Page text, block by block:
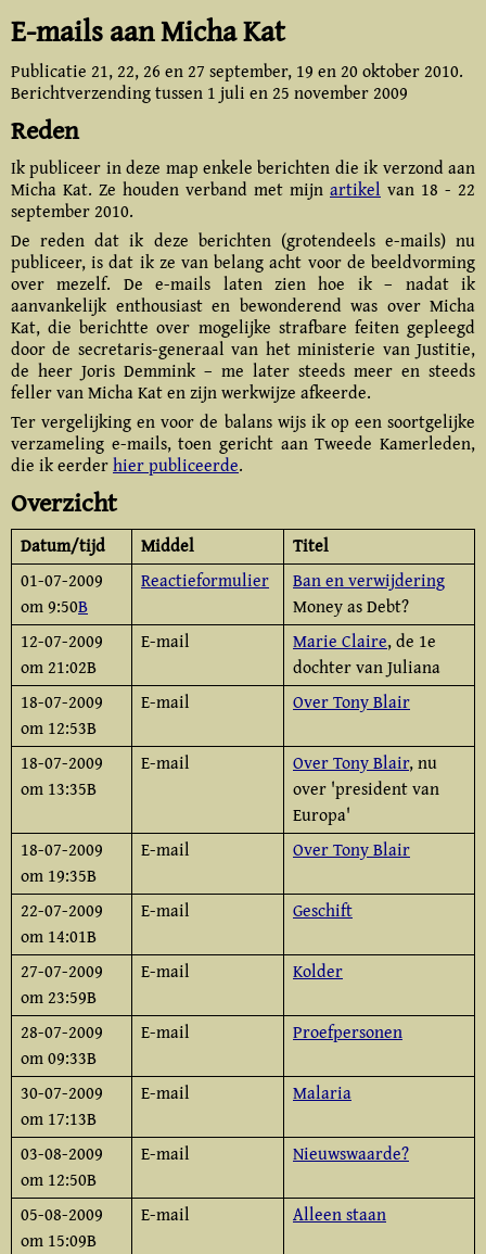
E-mails aan Micha Kat
Publicatie 21, 22, 26 en 27 september, 19 en20 oktober 2010.
Berichtverzending tussen 1 juli en 25 november 2009
Reden
Ik publiceer in deze map enkele berichten die ik verzond aan
Micha Kat. Ze houden verband met mijn artikel van 18 - 22
september 2010.
De reden dat ik deze berichten (grotendeels e-mails) nu
publiceer, is dat ik ze van belang acht voor de beeldvorming
over mezelf. De e-mails laten zien hoe ik – nadat ik
aanvankelijk enthousiast en bewonderend was over Micha
Kat, die berichtte over mogelijke strafbare feiten gepleegd
door de secretaris-generaal van het ministerie van Justitie,
de heer Joris Demmink – me later steeds meer en steeds
feller van Micha Kat en zijn werkwijze afkeerde.
Ter vergelijking en voor de balans wijs ik op een soortgelijke
verzameling e-mails, toen gericht aan Tweede Kamerleden,
die ik eerderhier publiceerde.
Overzicht
Datum/tijd Middel
Titel
01-07-2009
om 9:50B
Reactieformulier
Ban en verwijdering
Money as Debt?
12-07-2009
om 21:02B
E-mail Marie Claire, de 1e
dochter van Juliana
18-07-2009
om 12:53B
E-mail Over Tony Blair
18-07-2009
om 13:35B
E-mail Over Tony Blair, nu
over 'president van
Europa'
18-07-2009
om 19:35B
E-mail Over Tony Blair
22-07-2009
om 14:01B
E-mail Geschift
27-07-2009
om 23:59B
E-mail Kolder
28-07-2009
om 09:33B
E-mail Proefpersonen
30-07-2009
om 17:13B
E-mail Malaria
03-08-2009
om 12:50B
E-mail Nieuwswaarde?
05-08-2009
om 15:09B
E-mail Alleen staan